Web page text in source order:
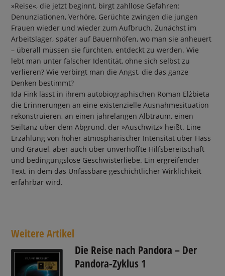
»Reise«, die jetzt beginnt, birgt zahllose Gefahren:
Denunziationen, Verhöre, Gerüchte zwingen die jungen
Frauen wieder und wieder zum Aufbruch. Zunächst im
Arbeitslager, später auf Bauernhöfen, wo man sie anheuert
– überall müssen sie fürchten, entdeckt zu werden. Wie
lebt man unter falscher Identität, ohne sich selbst zu
verlieren? Wie verbirgt man die Angst, die das ganze
Denken bestimmt?
Ida Fink lässt in ihrem autobiographischen Roman Elżbieta
die Erinnerungen an eine existenzielle Ausnahmesituation
rekonstruieren, an einen jahrelangen Albtraum, einen
Seiltanz über dem Abgrund, der »Auschwitz« heißt. Eine
Erzählung von hoher atmosphärischer Intensität über Hass
und Gräuel, aber auch über unverhoffte Hilfsbereitschaft
und bedingungslose Geschwisterliebe. Ein ergreifender
Text, in dem das Unfassbare geschichtlicher Wirklichkeit
erfahrbar wird.
Weitere Artikel
Die Reise nach Pandora – Der
Pandora-Zyklus 1